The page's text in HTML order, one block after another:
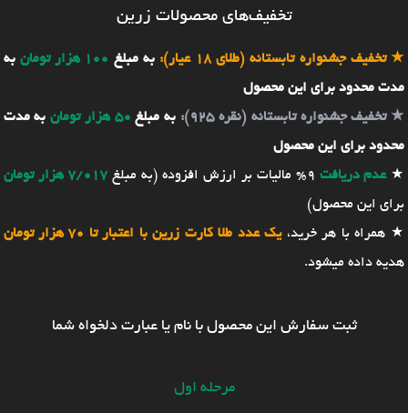
تخفیف‌های محصولات زرین
★تخفیف جشنواره تابستانه (طلای 18 عیار): به مبلغ 100 هزار تومان
به
مدت محدود برای این محصول
★تخفیف جشنواره تابستانه (نقره 925): به مبلغ 50 هزار تومان
به مدت
محدود برای این محصول
★عدم دریافت 9% مالیات بر ارزش افزوده (به مبلغ
7/017 هزار تومان
برای این محصول)
★ همراه با هر خرید،یک عدد طلا کارت زرین با اعتبار تا 70 هزار تومان
هدیه داده میشود.
ثبت سفارش این محصول با نام یا عبارت دلخواه شما
مرحله اول